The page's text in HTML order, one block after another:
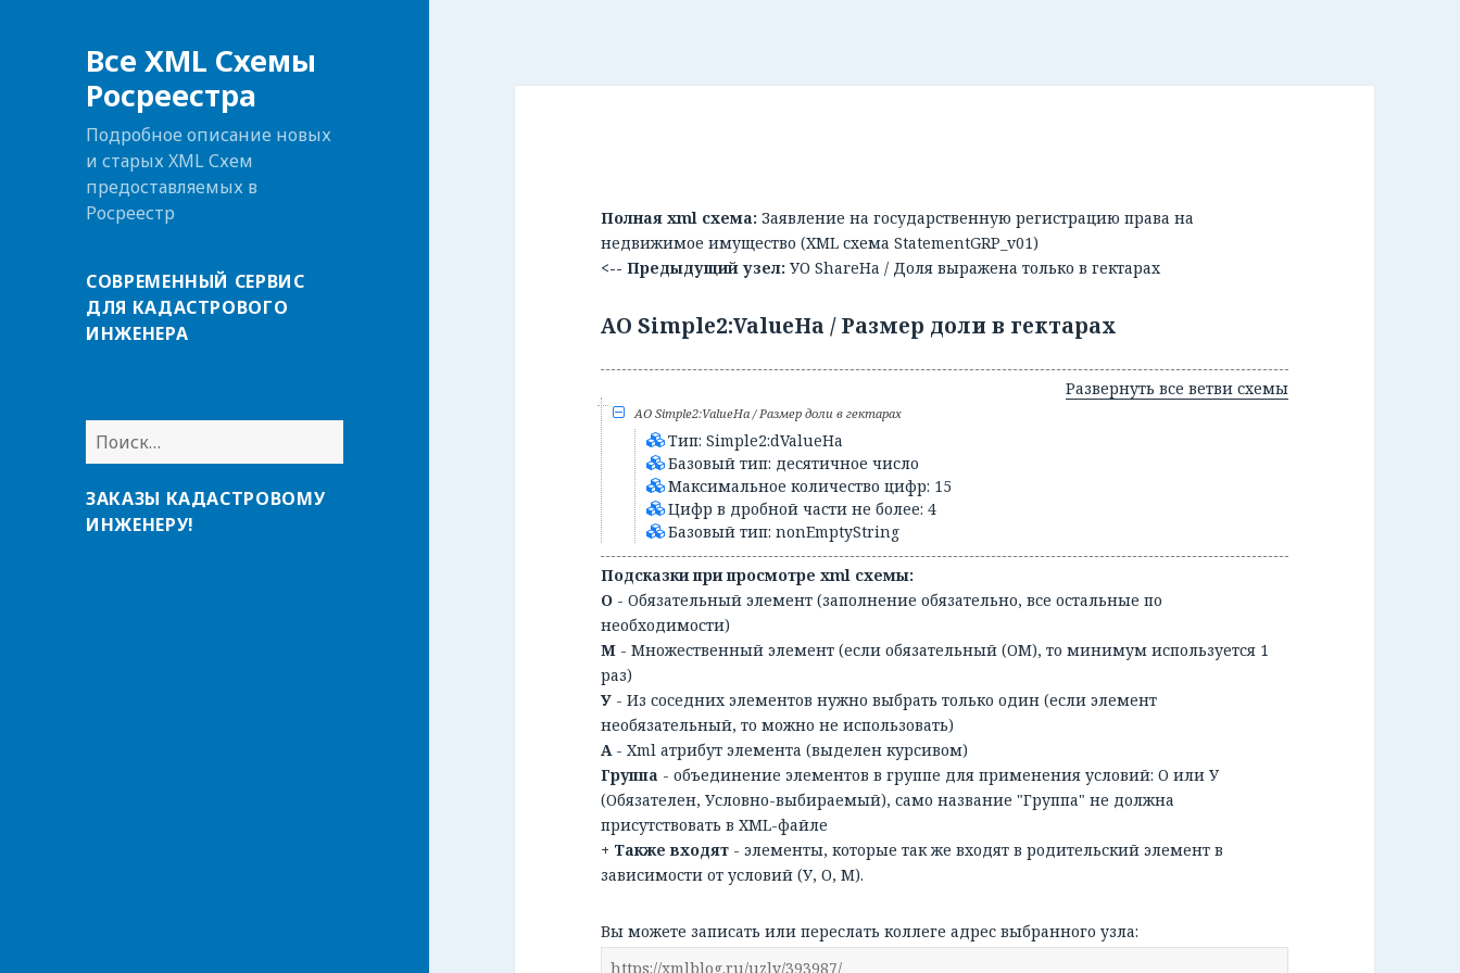
Все XML Схемы
Росреестра
Подробное описание новых
и старых XML Схем
предоставляемых в
Росреестр
СОВРЕМЕННЫЙ СЕРВИС
ДЛЯ КАДАСТРОВОГО
ИНЖЕНЕРА
Н
а
т
и
ЗАКАЗЫ КАДАСТРОВОМУ
ИНЖЕНЕРУ!
Полная xml схема: Заявление на государственную регистрацию права на
недвижимое имущество (XML схема StatementGRP_v01)
<-- Предыдущий узел: УО ShareHa / Доля выражена только в гектарах
АО Simple2:ValueHa / Размер доли в гектарах
Развернуть все ветви схемы
АО Simple2:ValueHa / Размер доли в гектарах
Тип: Simple2:dValueHa
Базовый тип: десятичное число
Максимальное количество цифр: 15
Цифр в дробной части не более: 4
Базовый тип: nonEmptyString
Подсказки при просмотре xml схемы:
О - Обязательный элемент (заполнение обязательно, все остальные по
необходимости)
М - Множественный элемент (если обязательный (ОМ), то минимум используется 1
раз)
У - Из соседних элементов нужно выбрать только один (если элемент
необязательный, то можно не использовать)
А- Xml атрибут элемента (выделен курсивом)
Группа - объединение элементов в группе для применения условий: О или У
(Обязателен, Условно-выбираемый), само название "Группа" не должна
присутствовать в XML-файле
+ Также входят - элементы, которые так же входят в родительский элемент в
зависимости от условий (У, О, М).
Вы можете записать или переслать коллеге адрес выбранного узла: